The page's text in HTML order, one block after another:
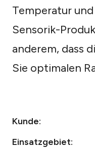
Temperatur
Sensorik-
anderem, dass
Sie optimalen
Kunde:
Einsatzgebiet: